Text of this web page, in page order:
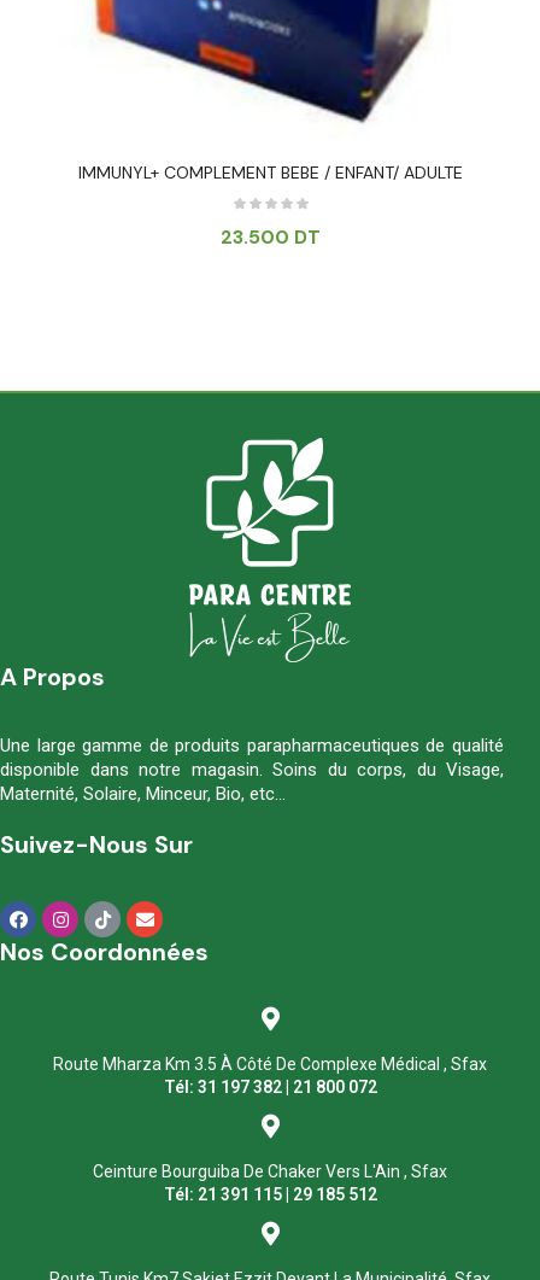
IMMUNYL+ COMPLEMENT BEBE / ENFANT/ ADULTE
23.500 DT
A Propos
Une large gamme de produits parapharmaceutiques de qualité
disponible dans notre magasin. Soins du corps, du Visage,
Maternité, Solaire, Minceur, Bio, etc…
Suivez-Nous Sur
Nos Coordonnées
Route Mharza Km 3.5 À Côté De Complexe Médical , Sfax
Tél: 31 197 382 | 21 800 072
Ceinture Bourguiba De Chaker Vers L'Ain , Sfax
Tél: 21 391 115 | 29 185 512